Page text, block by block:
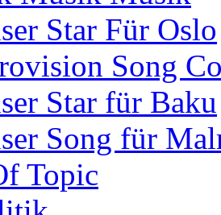
Star Für Oslo
Song
Star für Baku
Song für
Topic